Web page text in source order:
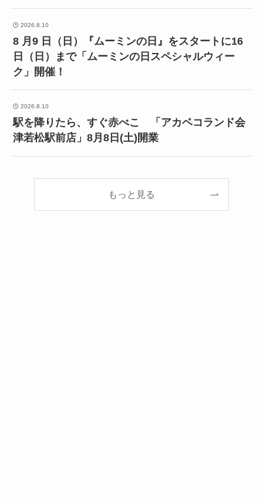
2026.8.10
8 月9 日（日）『ムーミンの日』をスタートに16
日（日）まで「ムーミンの日スペシャルウィー
ク」開催！
2026.8.10
駅を降りたら、すぐ赤べこ 「アカベコランド会
津若松駅前店」8月8日(土)開業
もっと見る